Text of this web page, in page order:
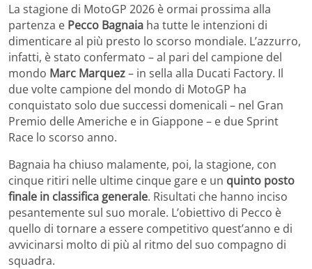
La stagione di MotoGP 2026 è ormai prossima alla
partenza e Pecco Bagnaia ha tutte le intenzioni di
dimenticare al più presto lo scorso mondiale. L’azzurro,
infatti, è stato confermato – al pari del campione del
mondo Marc Marquez– in sella alla Ducati Factory. Il
due volte campione del mondo di MotoGP ha
conquistato solo due successi domenicali – nel Gran
Premio delle Americhe e in Giappone – e due Sprint
Race lo scorso anno.
Bagnaia ha chiuso malamente, poi, la stagione, con
cinque ritiri nelle ultime cinque gare e un quinto posto
finale in classifica generale. Risultati che hanno inciso
pesantemente sul suo morale. L’obiettivo di Pecco è
quello di tornare a essere competitivo quest’anno e di
avvicinarsi molto di più al ritmo del suo compagno di
squadra.